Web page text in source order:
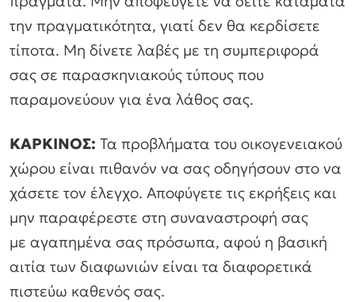
την πραγματικότητα, γιατί δεν θα κερδίσετε
τίποτα. Μη δίνετε λαβές με τη συμπεριφορά
σας σε παρασκηνιακούς τύπους που
παραμονεύουν για ένα λάθος σας.
ΚΑΡΚΙΝΟΣ: Τα προβλήματα του οικογενειακού
χώρου είναι πιθανόν να σας οδηγήσουν στο να
χάσετε τον έλεγχο. Αποφύγετε τις εκρήξεις και
μην παραφέρεστε στη συναναστροφή σας
με αγαπημένα σας πρόσωπα, αφού η βασική
αιτία των διαφωνιών είναι τα διαφορετικά
πιστεύω καθενός σας.